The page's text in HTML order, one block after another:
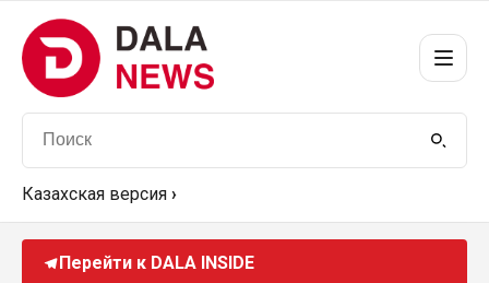
Казахская версия ›
Перейти к DALA INSIDE